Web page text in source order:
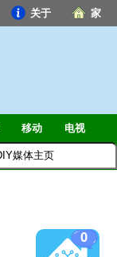
家
关于
移动 电视
0